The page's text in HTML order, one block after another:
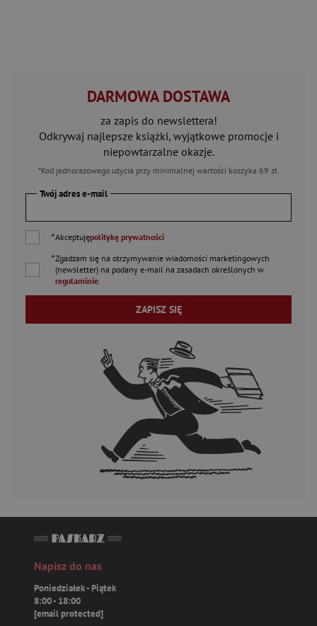
DARMOWA DOSTAWA
za zapis do newslettera!
Odkrywaj najlepsze książki, wyjątkowe promocje i
niepowtarzalne okazje.
*Kod jednorazowego użycia przy minimalnej wartości koszyka 69 zł.
Twój adres e-mail
*Akceptujępolitykę prywatności
*Zgadzam się na otrzymywanie wiadomości marketingowych
(newsletter) na podany e-mail na zasadach określonych w
regulaminie
ZAPISZ SIĘ
Napisz do nas
Poniedziałek - Piątek
8:00 - 18:00
[email protected]